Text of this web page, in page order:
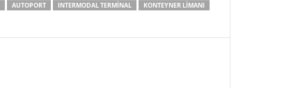
AUTOPORT INTERMODAL TERMINAL
KONTEYNER LIMANI